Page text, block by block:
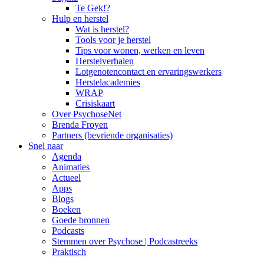
Te Gek!?
Hulp en herstel
Wat is herstel?
Tools voor je herstel
Tips voor wonen, werken en leven
Herstelverhalen
Lotgenotencontact en ervaringswerkers
Herstelacademies
WRAP
Crisiskaart
Over PsychoseNet
Brenda Froyen
Partners (bevriende organisaties)
Snel naar
Agenda
Animaties
Actueel
Apps
Blogs
Boeken
Goede bronnen
Podcasts
Stemmen over Psychose | Podcastreeks
Praktisch